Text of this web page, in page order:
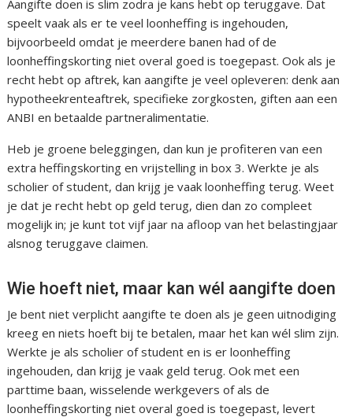
Aangifte doen is slim zodra je kans hebt op teruggave. Dat
speelt vaak als er te veel loonheffing is ingehouden,
bijvoorbeeld omdat je meerdere banen had of de
loonheffingskorting niet overal goed is toegepast. Ook als je
recht hebt op aftrek, kan aangifte je veel opleveren: denk aan
hypotheekrenteaftrek, specifieke zorgkosten, giften aan een
ANBI en betaalde partneralimentatie.
Heb je groene beleggingen, dan kun je profiteren van een
extra heffingskorting en vrijstelling in box 3. Werkte je als
scholier of student, dan krijg je vaak loonheffing terug. Weet
je dat je recht hebt op geld terug, dien dan zo compleet
mogelijk in; je kunt tot vijf jaar na afloop van het belastingjaar
alsnog teruggave claimen.
Wie hoeft niet, maar kan wél aangifte doen
Je bent niet verplicht aangifte te doen als je geen uitnodiging
kreeg en niets hoeft bij te betalen, maar het kan wél slim zijn.
Werkte je als scholier of student en is er loonheffing
ingehouden, dan krijg je vaak geld terug. Ook met een
parttime baan, wisselende werkgevers of als de
loonheffingskorting niet overal goed is toegepast, levert